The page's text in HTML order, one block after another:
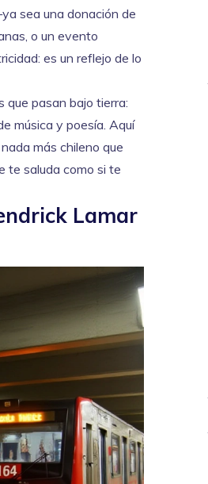
sea una donación de
o un evento
es un reflejo de lo
que pasan bajo tierra:
música y poesía. Aquí
más chileno que
te saluda como si te
Lamar